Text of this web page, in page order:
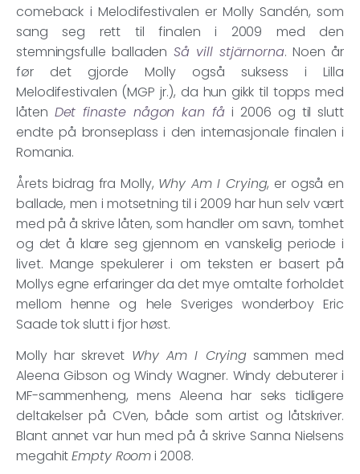
comeback i Melodifestivalen er Molly Sandén, som
sang seg rett til finalen i 2009 med den
stemningsfulle balladen Så vill stjärnorna. Noen år
før det gjorde Molly også suksess i Lilla
Melodifestivalen (MGP jr.), da hun gikk til topps med
låten Det finaste någon kan få i 2006 og til slutt
endte på bronseplass i den internasjonale finalen i
Romania.
Årets bidrag fra Molly, Why Am I Crying, er også en
ballade, men i motsetning til i 2009 har hun selv vært
med på å skrive låten, som handler om savn, tomhet
og det å klare seg gjennom en vanskelig periode i
livet. Mange spekulerer i om teksten er basert på
Mollys egne erfaringer da det mye omtalte forholdet
mellom henne og hele Sveriges wonderboy Eric
Saade tok slutt i fjor høst.
Molly har skrevet Why Am I Crying sammen med
Aleena Gibson og Windy Wagner. Windy debuterer i
MF-sammenheng, mens Aleena har seks tidligere
deltakelser på CVen, både som artist og låtskriver.
Blant annet var hun med på å skrive Sanna Nielsens
megahitEmpty Roomi 2008.